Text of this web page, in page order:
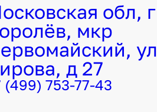
обл, г
мкр
ул
д 27
(499) 753-77-43